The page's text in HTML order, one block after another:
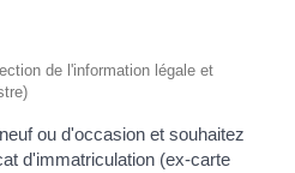
de l'information légale et
ou d'occasion et souhaitez
d'immatriculation (ex-carte